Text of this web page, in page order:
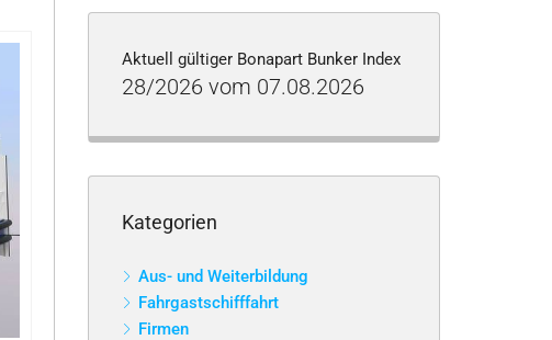
Aktuell gültiger Bonapart Bunker Index
28/2026 vom 07.08.2026
Kategorien
Aus- und Weiterbildung
Fahrgastschifffahrt
Firmen